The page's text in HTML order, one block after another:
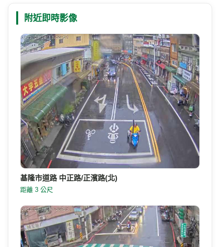
附近即時影像
基隆市道路 中正路/正濱路(北)
距離 3 公尺